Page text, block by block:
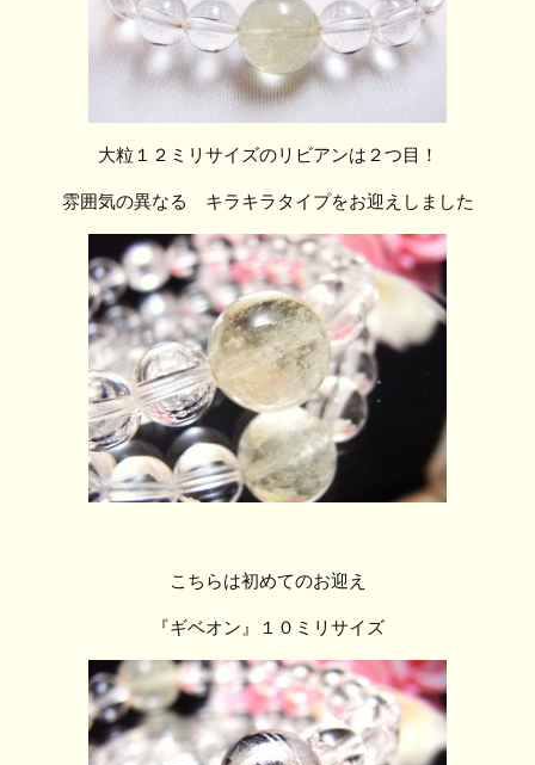
大粒１２ミリサイズのリビアンは２つ目！
雰囲気の異なる キラキラタイプをお迎えしました
こちらは初めてのお迎え
『ギベオン』１０ミリサイズ